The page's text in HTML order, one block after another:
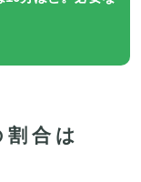
合は